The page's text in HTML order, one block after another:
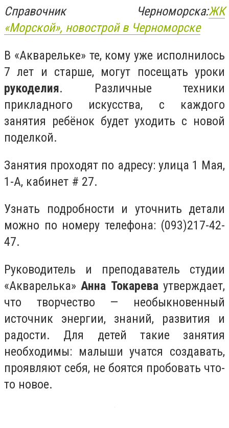
Справочник Черноморска:ЖК
«Морской», новострой в Черноморске
В «Акварельке» те, кому уже исполнилось
7 лет и старше, могут посещать уроки
рукоделия. Различные техники
прикладного искусства, с каждого
занятия ребёнок будет уходить с новой
поделкой.
Занятия проходят по адресу: улица 1 Мая,
1-А, кабинет # 27.
Узнать подробности и уточнить детали
можно по номеру телефона: (093)217-42-
47.
Руководитель и преподаватель студии
«Акварелька»Анна Токареваутверждает,
что творчество — необыкновенный
источник энергии, знаний, развития и
радости. Для детей такие занятия
необходимы: малыши учатся создавать,
проявляют себя, не боятся пробовать что-
то новое.